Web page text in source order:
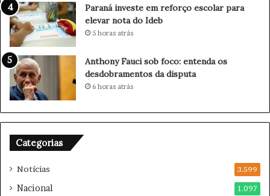
u
r
e
f
o
r
ç
a
b
t
e
Paraná investe em reforço escolar para
elevar nota do Ideb
5 horas atrás
Anthony Fauci sob foco: entenda os
desdobramentos da disputa
6 horas atrás
Categorias
Notícias 3.599
Nacional 1.097